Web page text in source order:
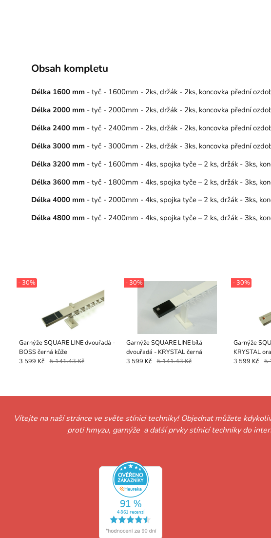
Obsah kompletu
Délka 1600 mm - tyč - 1600mm - 2ks, držák - 2ks, koncovka přední
Délka 2000 mm - tyč - 2000mm - 2ks, držák - 2ks, koncovka přední
Délka 2400 mm - tyč - 2400mm - 2ks, držák - 2ks, koncovka přední
Délka 3000 mm - tyč - 3000mm - 2ks, držák - 3ks, koncovka přední
Délka 3200 mm - tyč - 1600mm - 4ks, spojka tyče – 2 ks, držák - 3ks,
Délka 3600 mm - tyč - 1800mm - 4ks, spojka tyče – 2 ks, držák - 3ks,
Délka 4000 mm - tyč - 2000mm - 4ks, spojka tyče – 2 ks, držák - 3ks,
Délka 4800 mm - tyč - 2400mm - 4ks, spojka tyče – 2 ks, držák - 3ks,
Garnýže SQUARE LINE dvouřadá -
BOSS černá kůže
- 30%
3 599 Kč 5 141.43 Kč
Garnýže SQUARE LINE bílá
dvouřadá - KRYSTAL černá
- 30%
3 599 Kč 5 141.43 Kč
Garnýže
KRYSTAL
- 30%
3 599 Kč 5
Vítejte na naší stránce ve světe stínici techniky! Objednat můžete
proti hmyzu, garnýže a další prvky stínicí techniky do